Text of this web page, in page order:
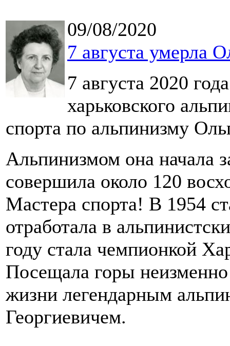
09/08/2020
7 августа умерла
7 августа 2020
харьковского
спорта по альпинизму
Альпинизмом она начала
совершила около 120
Мастера спорта! В 1954
отработала в
году стала чемпионкой
Посещала горы
жизни легендарным
Георгиевичем.